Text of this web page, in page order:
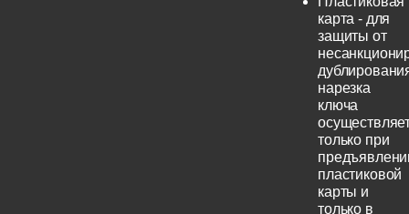
карта - для
защиты от
нарезка
ключа
только при
пластиковой
карты и
только в